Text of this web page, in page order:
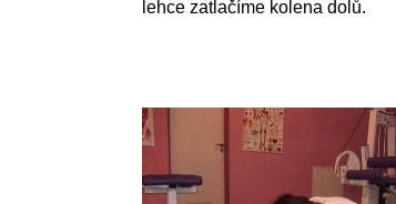
lehce zatlačíme kolena dolů.